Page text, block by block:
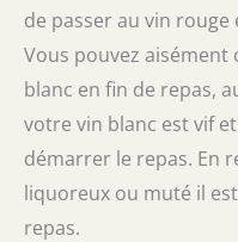
de passer au vin rouge
Vous pouvez
blanc en fin de repas,
votre vin blanc est vif
démarrer le repas. En
liquoreux ou muté il
repas.